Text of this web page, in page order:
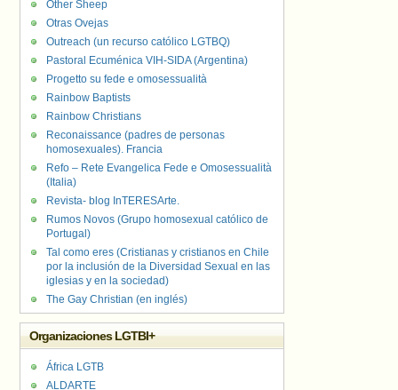
Other Sheep
Otras Ovejas
Outreach (un recurso católico LGTBQ)
Pastoral Ecuménica VIH-SIDA (Argentina)
Progetto su fede e omosessualità
Rainbow Baptists
Rainbow Christians
Reconaissance (padres de personas
homosexuales). Francia
Refo – Rete Evangelica Fede e Omosessualità
(Italia)
Revista- blog InTERESArte.
Rumos Novos (Grupo homosexual católico de
Portugal)
Tal como eres (Cristianas y cristianos en Chile
por la inclusión de la Diversidad Sexual en las
iglesias y en la sociedad)
The Gay Christian (en inglés)
Organizaciones LGTBI+
África LGTB
ALDARTE